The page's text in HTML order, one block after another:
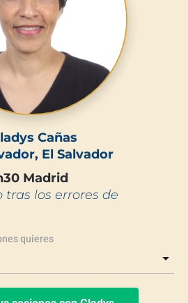
Cañas
El Salvador
Madrid
los errores de
quieres